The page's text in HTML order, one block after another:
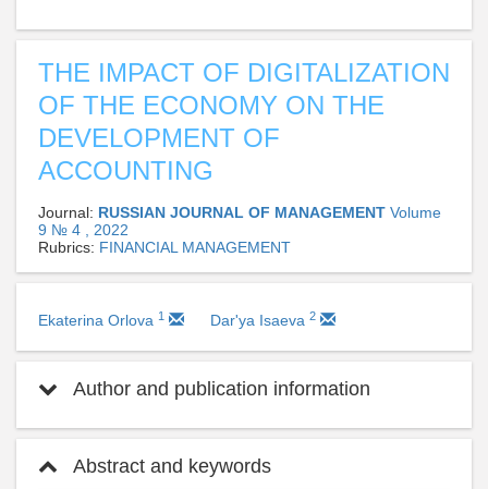
THE IMPACT OF DIGITALIZATION
OF THE ECONOMY ON THE
DEVELOPMENT OF
ACCOUNTING
Journal: RUSSIAN JOURNAL OF MANAGEMENT Volume
9 № 4 , 2022
Rubrics: FINANCIAL MANAGEMENT
Ekaterina Orlova 1 Dar'ya Isaeva 2
Author and publication information
Abstract and keywords